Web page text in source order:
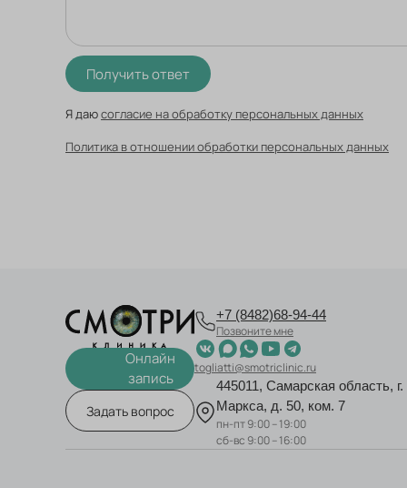
Получить ответ
Я даюсогласие на обработку персональных данных
Политика в отношении обработки персональных данных
Онлайн
запись
Задать вопрос
+7 (8482)68-94-44
Позвоните мне
togliatti@smotriclinic.ru
445011, Самарская область,
Маркса, д. 50, ком. 7
пн-пт 9:00 – 19:00
сб-вс 9:00 – 16:00